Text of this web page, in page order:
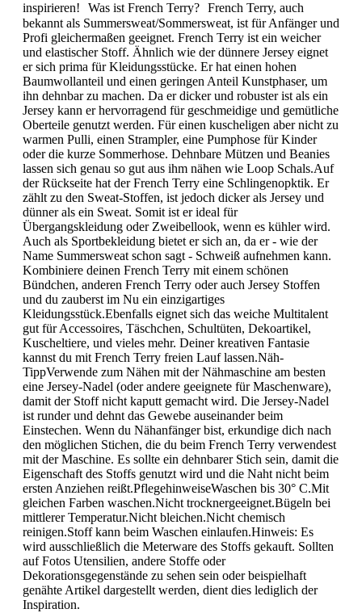
inspirieren! Was ist French Terry? French Terry, auch
bekannt als Summersweat/Sommersweat, ist für Anfänger und
Profi gleichermaßen geeignet. French Terry ist ein weicher
und elastischer Stoff. Ähnlich wie der dünnere Jersey eignet
er sich prima für Kleidungsstücke. Er hat einen hohen
Baumwollanteil und einen geringen Anteil Kunstphaser, um
ihn dehnbar zu machen. Da er dicker und robuster ist als ein
Jersey kann er hervorragend für geschmeidige und gemütliche
Oberteile genutzt werden. Für einen kuscheligen aber nicht zu
warmen Pulli, einen Strampler, eine Pumphose für Kinder
oder die kurze Sommerhose. Dehnbare Mützen und Beanies
lassen sich genau so gut aus ihm nähen wie Loop Schals.Auf
der Rückseite hat der French Terry eine Schlingenopktik. Er
zählt zu den Sweat-Stoffen, ist jedoch dicker als Jersey und
dünner als ein Sweat. Somit ist er ideal für
Übergangskleidung oder Zweibellook, wenn es kühler wird.
Auch als Sportbekleidung bietet er sich an, da er - wie der
Name Summersweat schon sagt - Schweiß aufnehmen kann.
Kombiniere deinen French Terry mit einem schönen
Bündchen, anderen French Terry oder auch Jersey Stoffen
und du zauberst im Nu ein einzigartiges
Kleidungsstück.Ebenfalls eignet sich das weiche Multitalent
gut für Accessoires, Täschchen, Schultüten, Dekoartikel,
Kuscheltiere, und vieles mehr. Deiner kreativen Fantasie
kannst du mit French Terry freien Lauf lassen.Näh-
TippVerwende zum Nähen mit der Nähmaschine am besten
eine Jersey-Nadel (oder andere geeignete für Maschenware),
damit der Stoff nicht kaputt gemacht wird. Die Jersey-Nadel
ist runder und dehnt das Gewebe auseinander beim
Einstechen. Wenn du Nähanfänger bist, erkundige dich nach
den möglichen Stichen, die du beim French Terry verwendest
mit der Maschine. Es sollte ein dehnbarer Stich sein, damit die
Eigenschaft des Stoffs genutzt wird und die Naht nicht beim
ersten Anziehen reißt.PflegehinweiseWaschen bis 30° C.Mit
gleichen Farben waschen.Nicht trocknergeeignet.Bügeln bei
mittlerer Temperatur.Nicht bleichen.Nicht chemisch
reinigen.Stoff kann beim Waschen einlaufen.Hinweis: Es
wird ausschließlich die Meterware des Stoffs gekauft. Sollten
auf Fotos Utensilien, andere Stoffe oder
Dekorationsgegenstände zu sehen sein oder beispielhaft
genähte Artikel dargestellt werden, dient dies lediglich der
Inspiration.